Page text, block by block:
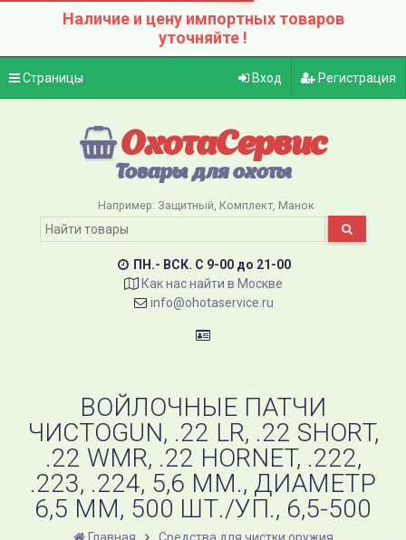
Наличие и цену импортных товаров
уточняйте !
Страницы Вход Регистрация
ОхотаСервис
Товары для охоты
Например: Защитный Комплект Манок
ПН.- ВСК. C 9-00 до 21-00
Как нас найти в Москве
info@ohotaservice.ru
ВОЙЛОЧНЫЕ ПАТЧИ
ЧИСТОGUN, .22 LR, .22 SHORT,
.22 WMR, .22 HORNET, .222,
.223, .224, 5,6 MM., ДИАМЕТР
6,5 ММ, 500 ШТ./УП., 6,5-500